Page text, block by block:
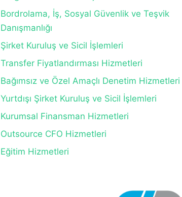
Bordrolama, İş, Sosyal Güvenlik ve Teşvik
Danışmanlığı
Şirket Kuruluş ve Sicil İşlemleri
Transfer Fiyatlandırması Hizmetleri
Bağımsız ve Özel Amaçlı Denetim Hizmetleri
Yurtdışı Şirket Kuruluş ve Sicil İşlemleri
Kurumsal Finansman Hizmetleri
Outsource CFO Hizmetleri
Eğitim Hizmetleri